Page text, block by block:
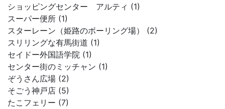
ショッピングセンター アルティ (1)
スーパー便所 (1)
スターレーン（姫路のボーリング場） (2)
スリリングな有馬街道 (1)
セイドー外国語学院 (1)
センター街のミッチャン (1)
ぞうさん広場 (2)
そごう神戸店 (5)
たこフェリー (7)